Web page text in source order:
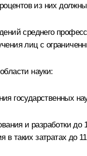
из них
среднего
лиц с
науки:
государственных
и разработки
таких затратах до